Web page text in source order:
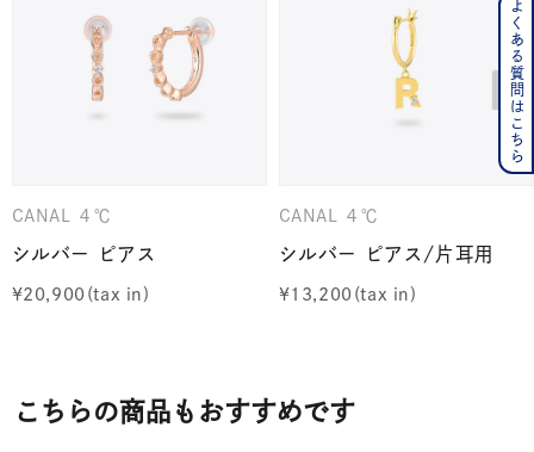
CANAL ４℃
シルバー ピアス
¥20,900
CANAL ４℃
シルバー ピアス/片耳用
¥13,200
こちらの商品もおすすめです
よくある質問はこちら